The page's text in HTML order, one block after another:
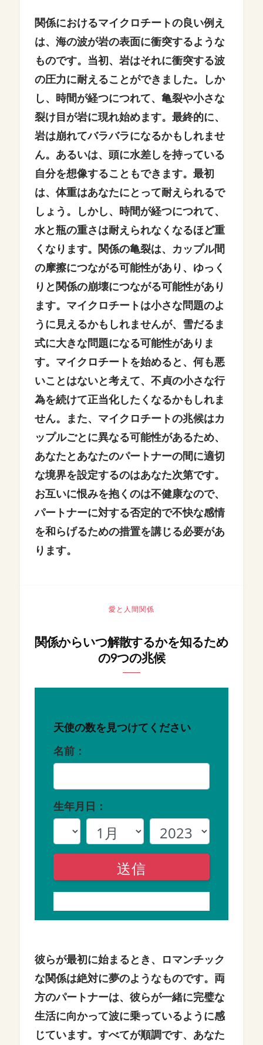
関係におけるマイクロチートの良い例え
は、海の波が岩の表面に衝突するような
ものです。当初、岩はそれに衝突する波
の圧力に耐えることができました。しか
し、時間が経つにつれて、亀裂や小さな
裂け目が岩に現れ始めます。最終的に、
岩は崩れてバラバラになるかもしれませ
ん。あるいは、頭に水差しを持っている
自分を想像することもできます。最初
は、体重はあなたにとって耐えられるで
しょう。しかし、時間が経つにつれて、
水と瓶の重さは耐えられなくなるほど重
くなります。関係の亀裂は、カップル間
の摩擦につながる可能性があり、ゆっく
りと関係の崩壊につながる可能性があり
ます。 マイクロチートは小さな問題のよ
うに見えるかもしれませんが、雪だるま
式に大きな問題になる可能性がありま
す。マイクロチートを始めると、何も悪
いことはないと考えて、不貞の小さな行
為を続けて正当化したくなるかもしれま
せん。 また、マイクロチートの兆候はカ
ップルごとに異なる可能性があるため、
あなたとあなたのパートナーの間に適切
な境界を設定するのはあなた次第です。
お互いに恨みを抱くのは不健康なので、
パートナーに対する否定的で不快な感情
を和らげるための措置を講じる必要があ
ります。
愛と人間関係
関係からいつ解散するかを知るため
の9つの兆候
天使の数を見つけてください
名前：
生年月日：
送信
彼らが最初に始まるとき、ロマンチック
な関係は絶対に夢のようなものです。両
方のパートナーは、彼らが一緒に完璧な
生活に向かって波に乗っているように感
じています。すべてが順調です、あなた